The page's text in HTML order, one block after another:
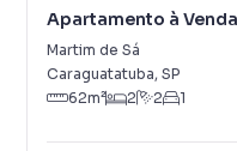
Apartamento à
Martim de Sá
Caraguatatuba, SP
62m² 2 2 1